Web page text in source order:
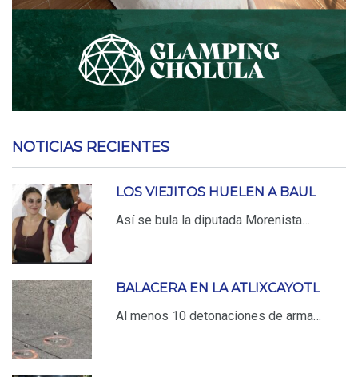
NOTICIAS RECIENTES
LOS VIEJITOS HUELEN A BAUL
Así se bula la diputada Morenista…
BALACERA EN LA ATLIXCAYOTL
Al menos 10 detonaciones de arma…